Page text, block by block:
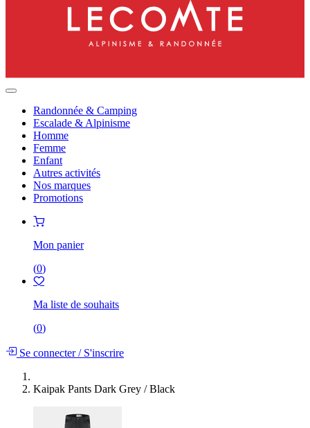
Randonnée & Camping
Escalade & Alpinisme
Homme
Femme
Enfant
Autres activités
Nos marques
Promotions
Mon panier
(0)
Ma liste de souhaits
(0)
Se connecter/S'inscrire
Kaipak Pants Dark Grey / Black